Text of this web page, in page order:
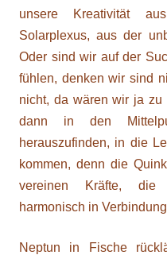
unsere Kreativität
Solarplexus, aus der
Oder sind wir auf der
fühlen, denken wir sind
nicht, da wären wir ja
dann in den
herauszufinden, in die
kommen, denn die
vereinen Kräfte, die
harmonisch in
Neptun in Fische